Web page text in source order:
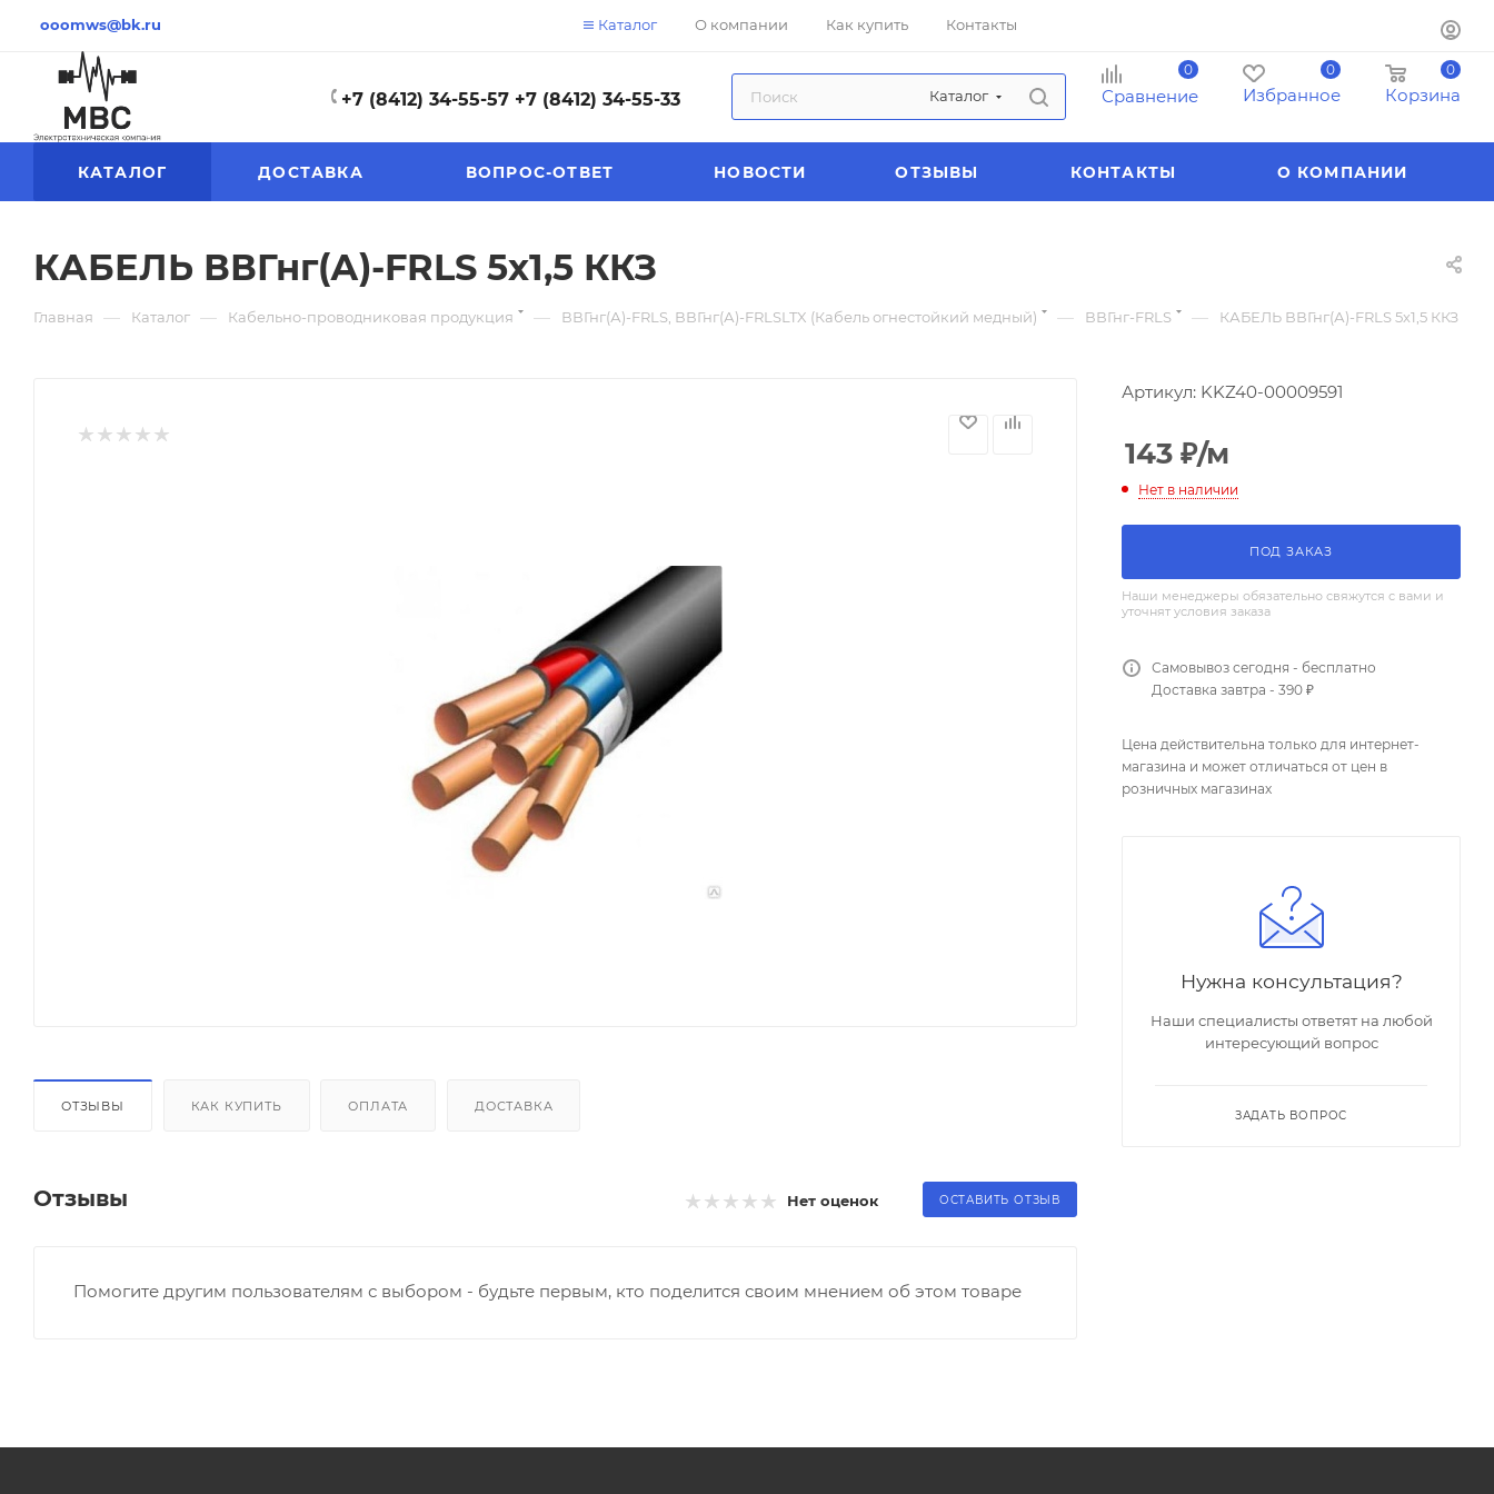
ooomws@bk.ru Каталог О компании Как купить Контакты
+7 (8412) 34-55-57 +7 (8412) 34-55-33 Каталог
0
Сравнение
0
Избранное
0
Корзина
КАТАЛОГ ДОСТАВКА ВОПРОС-ОТВЕТ НОВОСТИ ОТЗЫВЫ КОНТАКТЫ О КОМПАНИИ
КАБЕЛЬ ВВГнг(А)-FRLS 5х1,5 ККЗ
Главная — Каталог — Кабельно-проводниковая продукция — ВВГнг(А)-FRLS, ВВГнг(А)-FRLSLTX (Кабель огнестойкий медный) — ВВГнг-FRLS — КАБЕЛЬ ВВГнг(А)-FRLS 5х1,5 ККЗ
ОТЗЫВЫ КАК КУПИТЬ ОПЛАТА ДОСТАВКА
Отзывы Нет оценок ОСТАВИТЬ ОТЗЫВ
Помогите другим пользователям с выбором - будьте первым, кто поделится своим мнением об этом товаре
Артикул: KKZ40-00009591
143 ₽/м
Нет в наличии
ПОД ЗАКАЗ
Наши менеджеры обязательно свяжутся с вами и
уточнят условия заказа
Самовывоз сегодня - бесплатно
Доставка завтра - 390 ₽
Цена действительна только для интернет-
магазина и может отличаться от цен в
розничных магазинах
Нужна консультация?
Наши специалисты ответят на любой
интересующий вопрос
ЗАДАТЬ ВОПРОС